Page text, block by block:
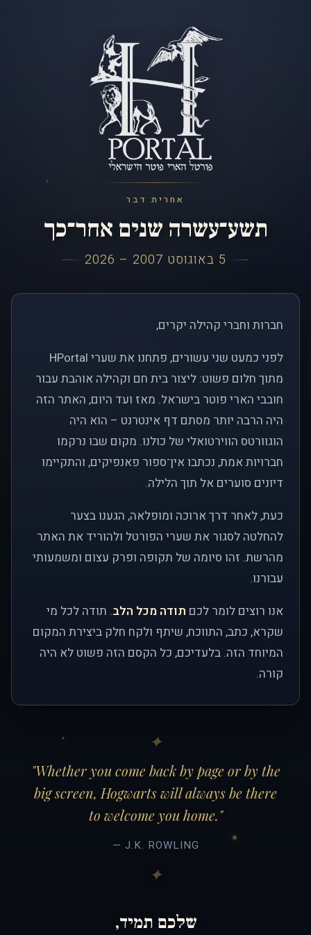
אחרית דבר
תשע־עשרה שנים אחר־כך
5 באוגוסט 2007 – 2026
חברות וחברי קהילה יקרים,
לפני כמעט שני עשורים, פתחנו את שערי HPortal
מתוך חלום פשוט: ליצור בית חם וקהילה אוהבת עבור
חובבי הארי פוטר בישראל. מאז ועד היום, האתר הזה
היה הרבה יותר מסתם דף אינטרנט – הוא היה
הוגוורטס הווירטואלי של כולנו. מקום שבו נרקמו
חברויות אמת, נכתבו אין־ספור פאנפיקים, והתקיימו
דיונים סוערים אל תוך הלילה.
כעת, לאחר דרך ארוכה ומופלאה, הגענו בצער
להחלטה לסגור את שערי הפורטל ולהוריד את האתר
מהרשת. זהו סיומה של תקופה ופרק עצום ומשמעותי
עבורנו.
אנו רוצים לומר לכם תודה מכל הלב. תודה לכל מי
שקרא, כתב, התווכח, שיתף ולקח חלק ביצירת המקום
המיוחד הזה. בלעדיכם, כל הקסם הזה פשוט לא היה
קורה.
"Whether you come back by page or by the
big screen, Hogwarts will always be there
to welcome you home."
— J.K. ROWLING
שלכם תמיד,